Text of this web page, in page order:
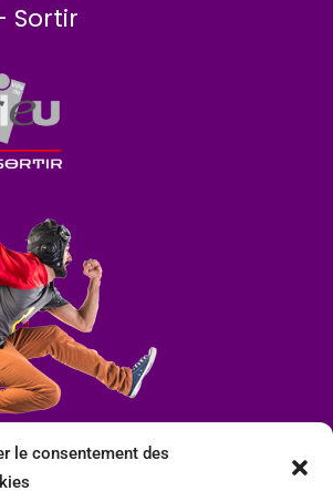
le consentement des
Sortir